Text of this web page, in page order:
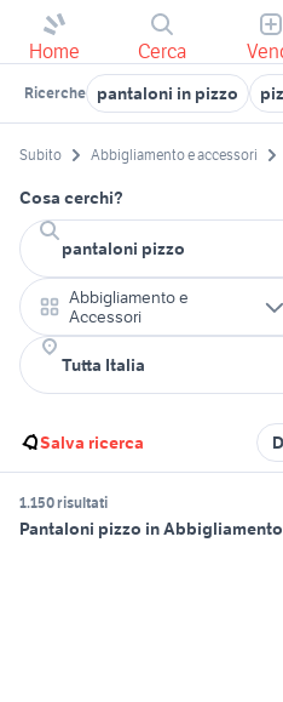
Home Cerca
Ricerche pantaloni in pizzo
Subito Abbigliamento e accessori
Cosa cerchi?
Abbigliamento e
Accessori
Salva ricerca
1.150 risultati
Pantaloni pizzo in